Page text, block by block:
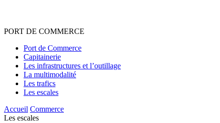
PORT DE COMMERCE
Port de Commerce
Capitainerie
Les infrastructures et l’outillage
La multimodalité
Les trafics
Les escales
Accueil Commerce
Les escales